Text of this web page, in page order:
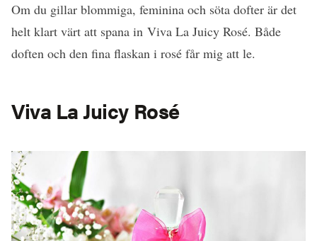
Om du gillar blommiga, feminina och söta dofter är det
helt klart värt att spana in Viva La Juicy Rosé. Både
doften och den fina flaskan i rosé får mig att le.
Viva La Juicy Rosé